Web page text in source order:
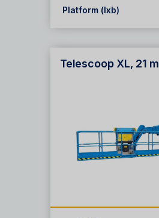
Platform (lxb)
Telescoop XL, 21 m